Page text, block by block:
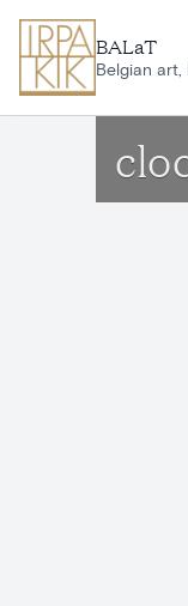
BALaT
Belgian art,